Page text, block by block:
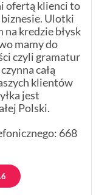
ofertą klienci to
Ulotki
kredzie błysk
mamy do
czyli gramatur
całą
klientów
jest
Polski.
668